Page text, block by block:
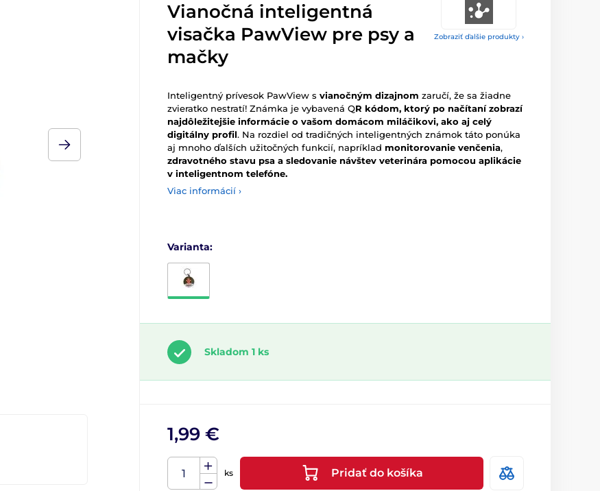
Zobraziť ďalšie produkty ›
Vianočná inteligentná
visačka PawView pre psy a
mačky
Inteligentný prívesok PawView s vianočným dizajnom zaručí, že sa žiadne
zvieratko nestratí! Známka je vybavená QR kódom, ktorý po načítaní zobrazí
najdôležitejšie informácie o vašom domácom miláčikovi, ako aj celý
digitálny profil. Na rozdiel od tradičných inteligentných známok táto ponúka
aj mnoho ďalších užitočných funkcií, napríklad monitorovanie venčenia,
zdravotného stavu psa a sledovanie návštev veterinára pomocou aplikácie
v inteligentnom telefóne.
Viac informácií ›
Varianta:
Skladom 1 ks
1,99 €
ks Pridať do košíka